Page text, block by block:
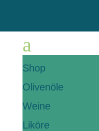
a
Shop
Olivenöle
Weine
Liköre